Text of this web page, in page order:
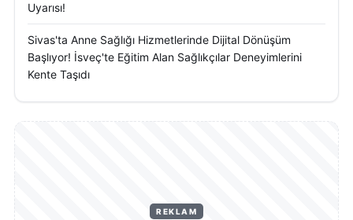
Uyarısı!
Sivas'ta Anne Sağlığı Hizmetlerinde Dijital Dönüşüm
Başlıyor! İsveç'te Eğitim Alan Sağlıkçılar Deneyimlerini
Kente Taşıdı
REKLAM